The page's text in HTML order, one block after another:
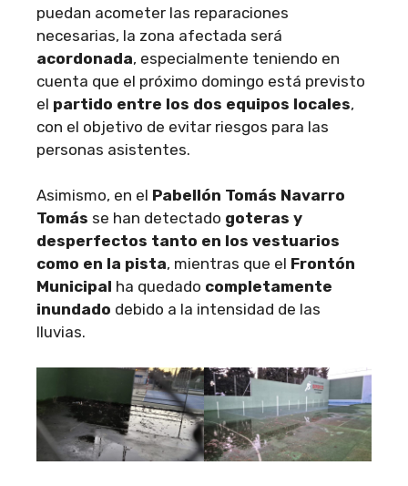
puedan acometer las reparaciones
necesarias, la zona afectada será
acordonada, especialmente teniendo en
cuenta que el próximo domingo está previsto
el partido entre los dos equipos locales,
con el objetivo de evitar riesgos para las
personas asistentes.
Asimismo, en el Pabellón Tomás Navarro
Tomás se han detectado goteras y
desperfectos tanto en los vestuarios
como en la pista, mientras que el Frontón
Municipal ha quedado completamente
inundado debido a la intensidad de las
lluvias.